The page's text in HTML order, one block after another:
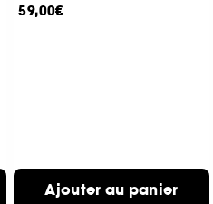
59,00€
Ajouter au panier